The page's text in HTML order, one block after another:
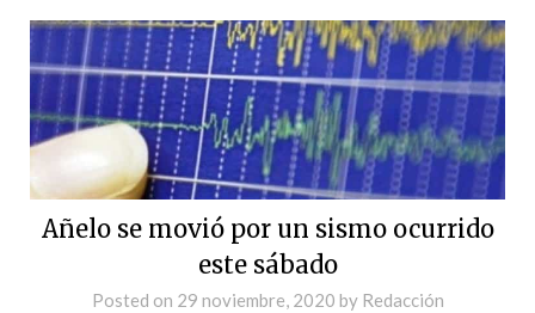
Añelo se movió por un sismo ocurrido
este sábado
Posted on 29 noviembre, 2020 by Redacción